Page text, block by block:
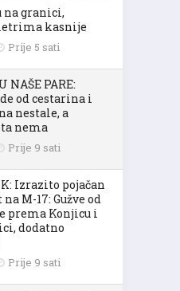
na granici,
kasnije
Prije 5 sati
NAŠE PARE:
od cestarina i
nestale, a
nema
Prije 9 sati
Izrazito pojačan
M-17: Gužve od
prema Konjicu i
dodatno
Prije 9 sati